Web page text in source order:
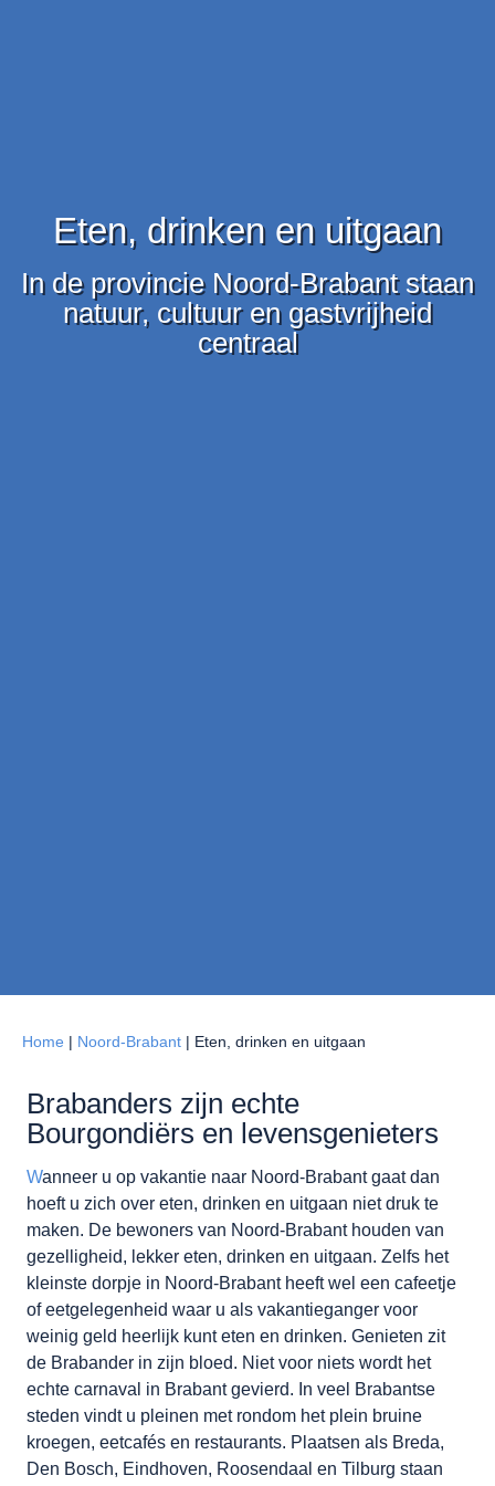
Eten, drinken en uitgaan
In de provincie Noord-Brabant staan
natuur, cultuur en gastvrijheid
centraal
Home | Noord-Brabant | Eten, drinken en uitgaan
Brabanders zijn echte
Bourgondiërs en levensgenieters
Wanneer u op vakantie naar Noord-Brabant gaat dan
hoeft u zich over eten, drinken en uitgaan niet druk te
maken. De bewoners van Noord-Brabant houden van
gezelligheid, lekker eten, drinken en uitgaan. Zelfs het
kleinste dorpje in Noord-Brabant heeft wel een cafeetje
of eetgelegenheid waar u als vakantieganger voor
weinig geld heerlijk kunt eten en drinken. Genieten zit
de Brabander in zijn bloed. Niet voor niets wordt het
echte carnaval in Brabant gevierd. In veel Brabantse
steden vindt u pleinen met rondom het plein bruine
kroegen, eetcafés en restaurants. Plaatsen als Breda,
Den Bosch, Eindhoven, Roosendaal en Tilburg staan